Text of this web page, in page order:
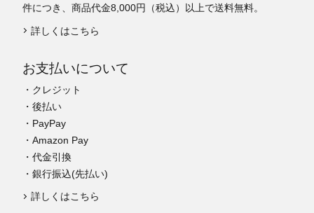
件につき、商品代金8,000円（税込）以上で送料無料。
詳しくはこちら
お支払いについて
・クレジット
・後払い
・PayPay
・Amazon Pay
・代金引換
・銀行振込(先払い)
詳しくはこちら